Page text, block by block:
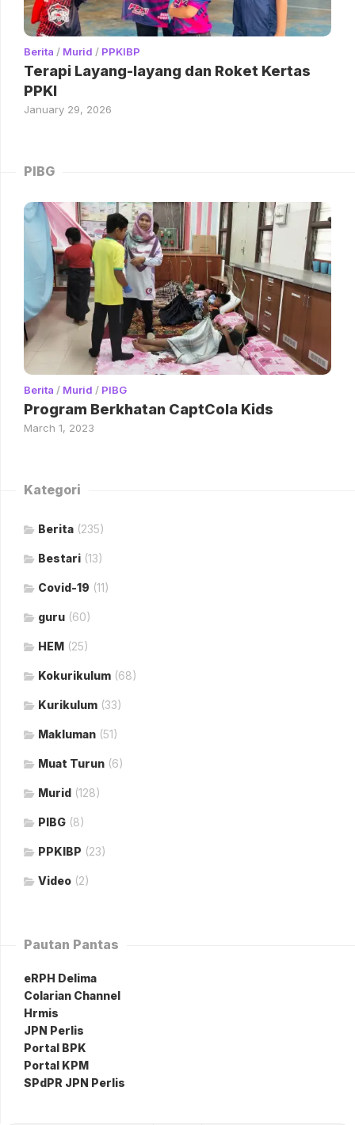
Berita / Murid / PPKIBP
Terapi Layang-layang dan Roket Kertas
PPKI
January 29, 2026
PIBG
Berita / Murid / PIBG
Program Berkhatan CaptCola Kids
March 1, 2023
Kategori
Berita (235)
Bestari (13)
Covid-19 (11)
guru (60)
HEM (25)
Kokurikulum (68)
Kurikulum (33)
Makluman (51)
Muat Turun (6)
Murid (128)
PIBG (8)
PPKIBP (23)
Video (2)
Pautan Pantas
eRPH Delima
Colarian Channel
Hrmis
JPN Perlis
Portal BPK
Portal KPM
SPdPR JPN Perlis